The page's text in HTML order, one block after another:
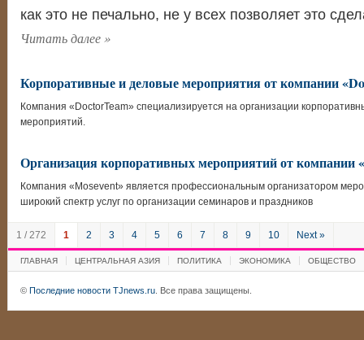
как это не печально, не у всех позволяет это
Читать далее»
Корпоративные и деловые мероприятия от компании
Компания «DoctorTeam» специализируется на организации
мероприятий.
Организация корпоративных мероприятий от компании
Компания «Mosevent» является профессиональным организатором
широкий спектр услуг по организации семинаров и праздников
1 / 272 1 2 3 4 5 6 7 8 9 10 Next »
ГЛАВНАЯ ЦЕНТРАЛЬНАЯ АЗИЯ ПОЛИТИКА ЭКОНОМИКА ОБЩЕСТВО
© Последние новости TJnews.ru. Все права защищены.